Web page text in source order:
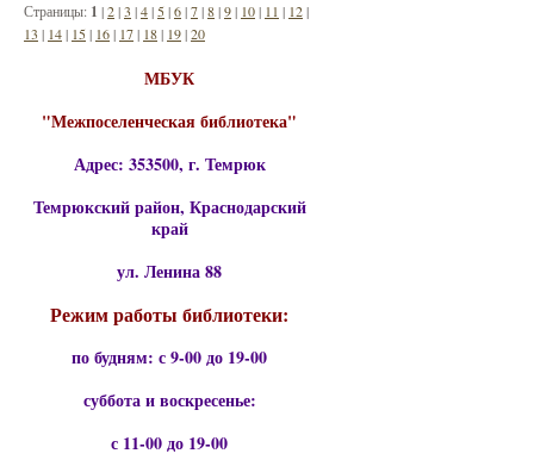
Страницы: 1 |2|3 |4| 5|6|7|8|9| 10| 11 | 12|
13 | 14| 15| 16| 17| 18| 19|20
МБУК
"Межпоселенческая библиотека"
Адрес: 353500, г. Темрюк
Темрюкский район, Краснодарский
край
ул. Ленина 88
Режим работы библиотеки:
по будням: с 9-00 до 19-00
суббота и воскресенье:
с 11-00 до 19-00